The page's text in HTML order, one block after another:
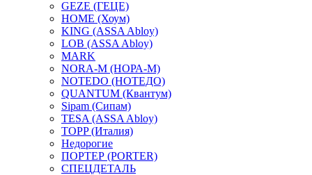
GEZE (ГЕЦЕ)
HOME (Хоум)
KING (ASSA Abloy)
LOB (ASSA Abloy)
MARK
NORA-M (НОРА-М)
NOTEDO (НОТЕДО)
QUANTUM (Квантум)
Sipam (Сипам)
TESA (ASSA Abloy)
TOPP (Италия)
Недорогие
ПОРТЕР (PORTER)
СПЕЦДЕТАЛЬ